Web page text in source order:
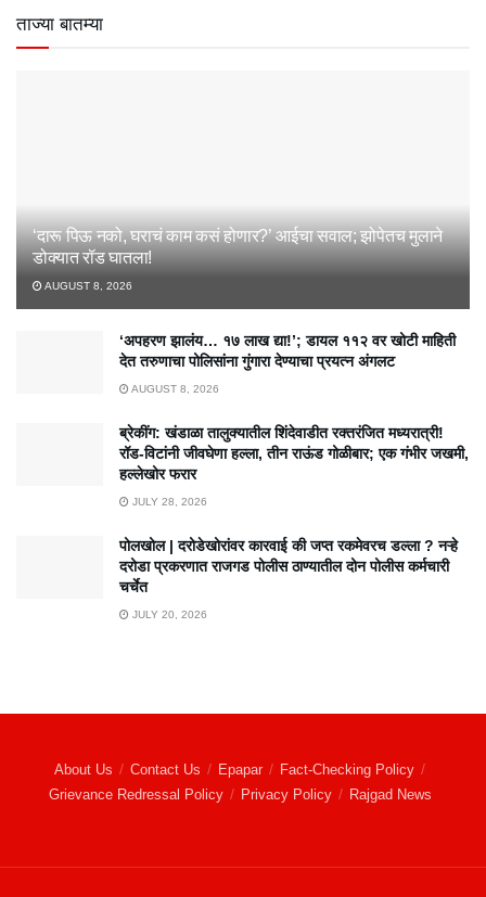
ताज्या बातम्या
‘दारू पिऊ नको, घराचं काम कसं होणार?’ आईचा सवाल; झोपेतच मुलाने
डोक्यात रॉड घातला!
AUGUST 8, 2026
‘अपहरण झालंय… १७ लाख द्या!’; डायल ११२ वर खोटी माहिती
देत तरुणाचा पोलिसांना गुंगारा देण्याचा प्रयत्न अंगलट
AUGUST 8, 2026
ब्रेकींग: खंडाळा तालुक्यातील शिंदेवाडीत रक्तरंजित मध्यरात्री!
रॉड-विटांनी जीवघेणा हल्ला, तीन राऊंड गोळीबार; एक गंभीर जखमी,
हल्लेखोर फरार
JULY 28, 2026
पोलखोल | दरोडेखोरांवर कारवाई की जप्त रकमेवरच डल्ला ? नऱ्हे
दरोडा प्रकरणात राजगड पोलीस ठाण्यातील दोन पोलीस कर्मचारी
चर्चेत
JULY 20, 2026
About Us Contact Us Epapar
Fact-Checking Policy
Grievance Redressal Policy
Privacy Policy Rajgad News